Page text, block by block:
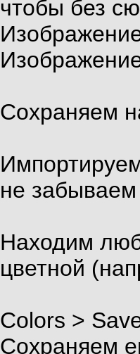
чтобы без
Сохраняем
не забываем
Находим
цветной
Colors >
Сохраняем